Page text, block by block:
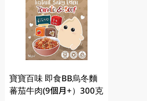
寶寶百味 即食BB烏冬麵
蕃茄牛肉(9個月+）300克